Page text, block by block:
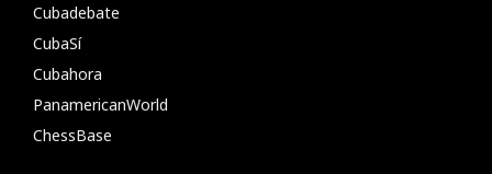
Cubadebate
CubaSí
Cubahora
PanamericanWorld
ChessBase